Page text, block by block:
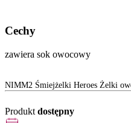
Cechy
zawiera sok owocowy
NIMM2 Śmiejżelki Heroes Żelki
Produkt dostępny